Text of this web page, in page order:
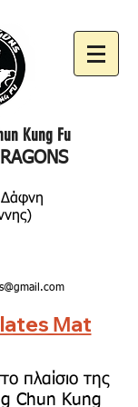
Kung Fu
Μat
πλαίσιο της
Chun Kung